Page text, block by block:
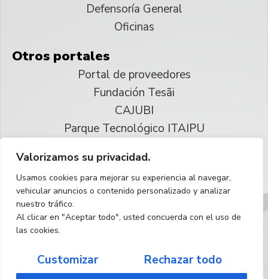
Valorizamos su privacidad.
Usamos cookies para mejorar su experiencia al navegar,
vehicular anuncios o contenido personalizado y analizar
nuestro tráfico.
Al clicar en "Aceptar todo", usted concuerda con el uso de
las cookies.
Customizar
Rechazar todo
Defensoría General
Oficinas
Otros portales
Portal de proveedores
Fundación Tesãi
CAJUBI
Parque Tecnológico ITAIPU
Reservados todos los derechos
Español